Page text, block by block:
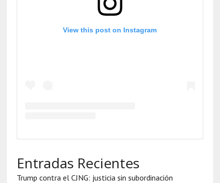
View this post on Instagram
Entradas Recientes
Trump contra el CJNG: justicia sin subordinación